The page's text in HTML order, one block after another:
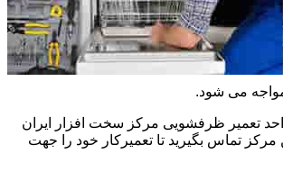
می شود.
تعمیر ظرفشویی مرکز سخت افزار ایران
تماس بگیرید تا تعمیرکار خود را جهت